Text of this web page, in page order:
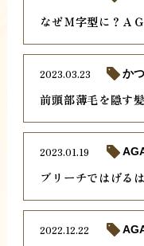
なぜＭ字型に？Ａ
前頭部薄毛を隠す
2023.03.23 か
ブリーチではげる
2023.01.19
2022.12.22